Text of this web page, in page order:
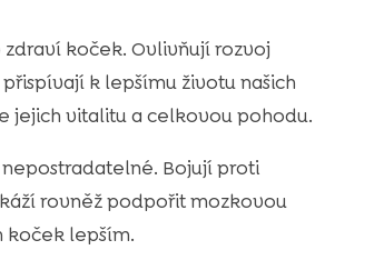
zdraví koček. Ovlivňují rozvoj
k lepšímu životu našich
jejich vitalitu a celkovou pohodu.
Bojují proti
rovněž podpořit mozkovou
koček lepším.